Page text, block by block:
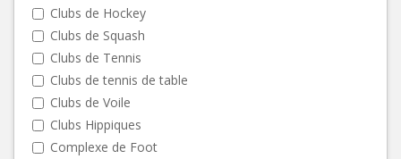
Clubs de Hockey
Clubs de Squash
Clubs de Tennis
Clubs de tennis de table
Clubs de Voile
Clubs Hippiques
Complexe de Foot